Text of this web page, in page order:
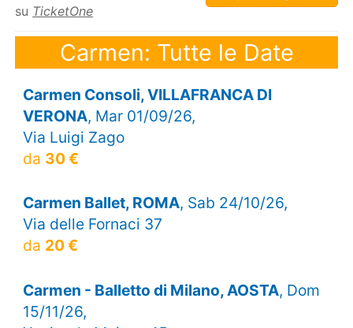
su TicketOne
Carmen: Tutte le Date
Carmen Consoli, VILLAFRANCA DI
VERONA, Mar 01/09/26,
Via Luigi Zago
da 30 €
Carmen Ballet, ROMA, Sab 24/10/26,
Via delle Fornaci 37
da 20 €
Carmen - Balletto di Milano, AOSTA, Dom
15/11/26,